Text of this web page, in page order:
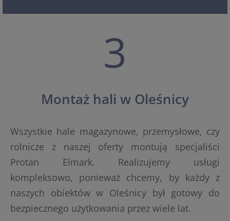
3
Montaż hali w Oleśnicy
Wszystkie hale magazynowe, przemysłowe, czy
rolnicze z naszej oferty montują specjaliści
Protan Elmark. Realizujemy usługi
kompleksowo, ponieważ chcemy, by każdy z
naszych obiektów w Oleśnicy był gotowy do
bezpiecznego użytkowania przez wiele lat.